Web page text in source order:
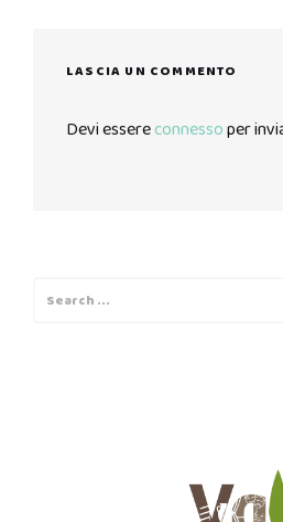
LASCIA UN COMMENTO
Devi essereconnessoper
for: